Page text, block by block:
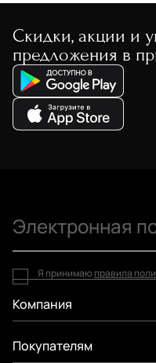
Скидки, акции и
предложения в
Компания
Покупателям
Я принимаю правила